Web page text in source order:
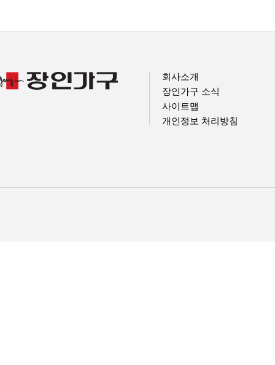
회사소개
장인가구 소식
사이트맵
개인정보 처리방침